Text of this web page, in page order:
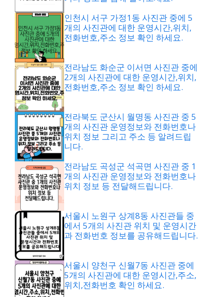
인천시 서구 가정1동 사진관 중에 5
개의 사진관에 대한 운영시간,위치,
전화번호,주소 정보 확인 하세요.
전라남도 화순군 이서면 사진관 중에
2개의 사진관에 대한 운영시간,위치,
전화번호,주소 정보 확인 하세요.
전라북도 군산시 월명동 사진관 중 5
개의 사진관 운영정보와 전화번호나
위치 정보 그리고 주소 등 알려드립
니다.
전라남도 곡성군 석곡면 사진관 중 1
개의 사진관 운영정보와 전화번호나
위치 정보 등 전달해드립니다.
서울시 노원구 상계8동 사진관들 중
에서 5개의 사진관 위치 및 운영시간
과 전화번호 정보를 공유해드립니다.
서울시 양천구 신월7동 사진관 중에
5개의 사진관에 대한 운영시간,주소,
위치,전화번호 확인 하세요.